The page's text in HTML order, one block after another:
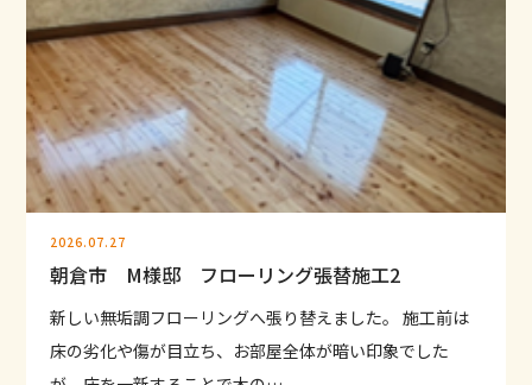
2026.07.27
朝倉市 M様邸 フローリング張替施工2
新しい無垢調フローリングへ張り替えました。 施工前は
床の劣化や傷が目立ち、お部屋全体が暗い印象でした